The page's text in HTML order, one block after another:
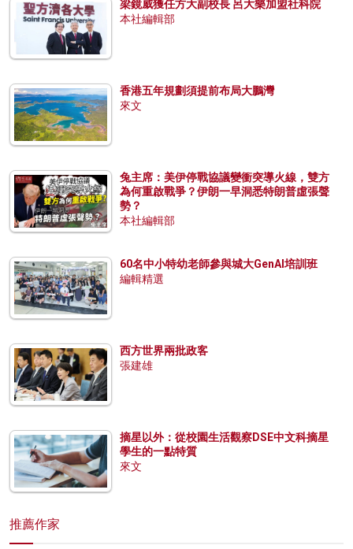
梁鏡威獲任方大副校長 呂大樂加盟社科院
本社編輯部
香港五年規劃須提前布局大鵬灣
來文
兔主席：美伊停戰協議變衝突導火線，雙方
為何重啟戰爭？伊朗一早洞悉特朗普虛張聲
勢？
本社編輯部
60名中小特幼老師參與城大GenAI培訓班
編輯精選
西方世界兩批政客
張建雄
摘星以外：從校園生活觀察DSE中文科摘星
學生的一點特質
來文
推薦作家